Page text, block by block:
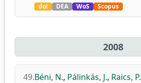
doi DEA WoS Scopus
2008
49.Béni, N., Pálinkás, J., Raics, P.